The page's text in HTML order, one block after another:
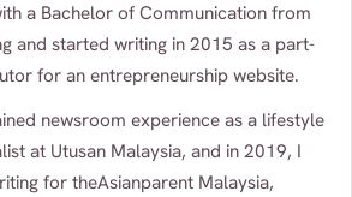
a Bachelor of Communication from
and started writing in 2015 as a part-
for an entrepreneurship website.
newsroom experience as a lifestyle
at Utusan Malaysia, and in 2019, I
for theAsianparent Malaysia,